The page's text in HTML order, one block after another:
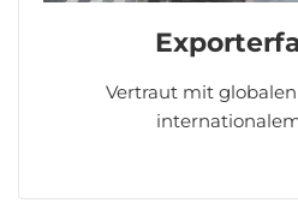
Vertraut mit